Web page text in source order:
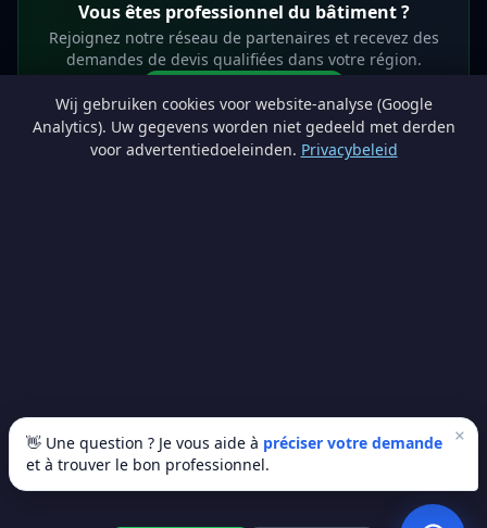
Wij gebruiken cookies voor website-analyse (Google
Analytics). Uw gegevens worden niet gedeeld met derden
voor advertentiedoeleinden. Privacybeleid
Vous êtes professionnel du bâtiment ?
Rejoignez notre réseau de partenaires et recevez des
demandes de devis qualifiées dans votre région.
info@lesprosdemaville.be
conseil personnalisé.
×
👋 Une question ? Je vous aide à préciser votre demande
et à trouver le bon professionnel.